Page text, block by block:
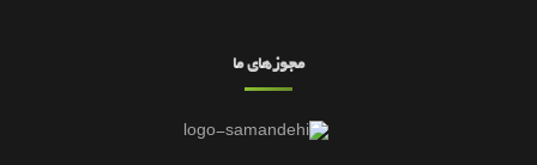
مجوزهای ما